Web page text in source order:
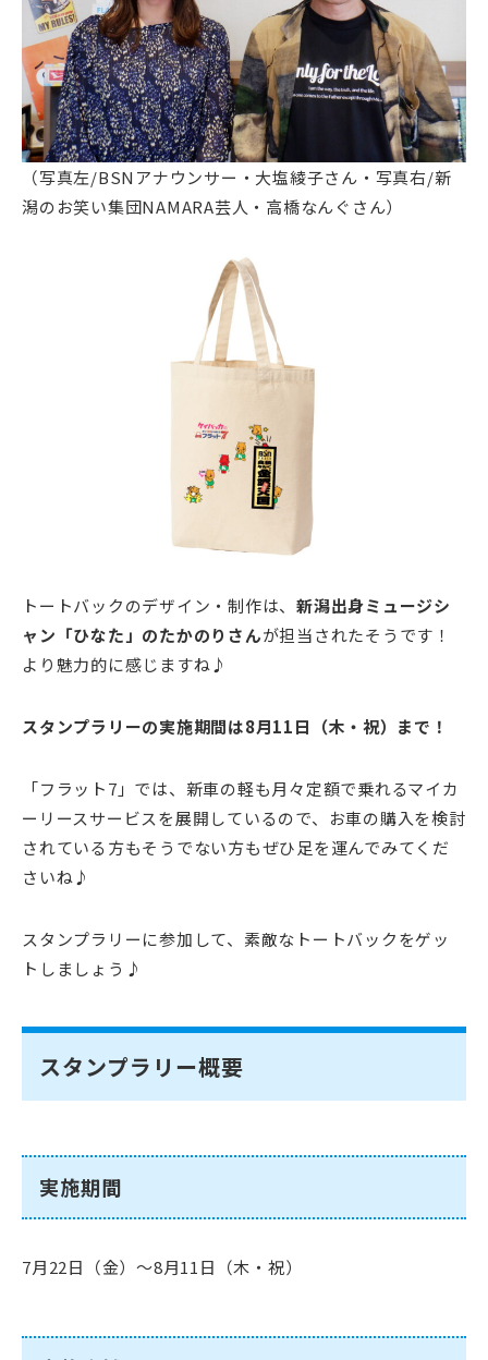
（写真左/BSNアナウンサー・大塩綾子さん・写真右/新
潟のお笑い集団NAMARA芸人・高橋なんぐさん）
トートバックのデザイン・制作は、 新潟出身ミュージシ
ャン「ひなた」のたかのりさんが担当されたそうです！
より魅力的に感じますね♪
スタンプラリーの実施期間は8月11日（木・祝）まで！
「フラット7」では、新車の軽も月々定額で乗れるマイカ
ーリースサービスを展開しているので、お車の購入を検討
されている方もそうでない方もぜひ足を運んでみてくだ
さいね♪
スタンプラリーに参加して、素敵なトートバックをゲッ
トしましょう♪
スタンプラリー概要
実施期間
7月22日（金）～8月11日（木・祝）